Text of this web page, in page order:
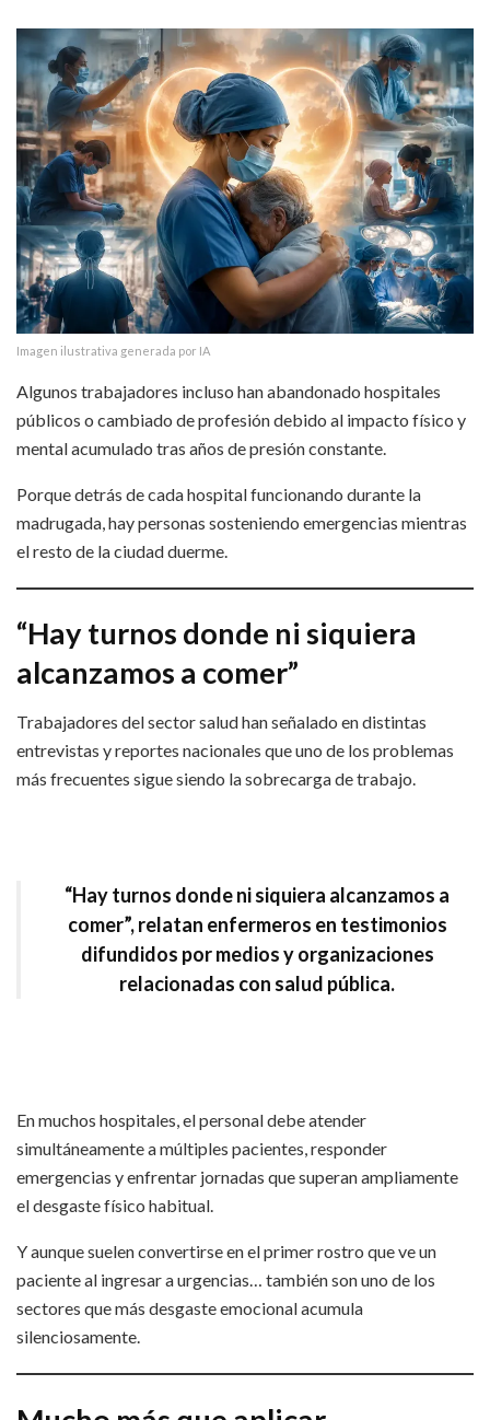
Imagen ilustrativa generada por IA
Algunos trabajadores incluso han abandonado hospitales
públicos o cambiado de profesión debido al impacto físico y
mental acumulado tras años de presión constante.
Porque detrás de cada hospital funcionando durante la
madrugada, hay personas sosteniendo emergencias mientras
el resto de la ciudad duerme.
“Hay turnos donde ni siquiera
alcanzamos a comer”
Trabajadores del sector salud han señalado en distintas
entrevistas y reportes nacionales que uno de los problemas
más frecuentes sigue siendo la sobrecarga de trabajo.
“Hay turnos donde ni siquiera alcanzamos a
comer”,relatan enfermeros en testimonios
difundidos por medios y organizaciones
relacionadas con salud pública.
En muchos hospitales, el personal debe atender
simultáneamente a múltiples pacientes, responder
emergencias y enfrentar jornadas que superan ampliamente
el desgaste físico habitual.
Y aunque suelen convertirse en el primer rostro que ve un
paciente al ingresar a urgencias… también son uno de los
sectores que más desgaste emocional acumula
silenciosamente.